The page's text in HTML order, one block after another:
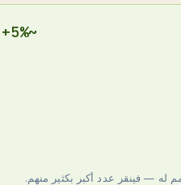
~5%+
له — فينقر عدد أكبر بكثير منهم.